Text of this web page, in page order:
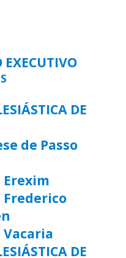
EXECUTIVO
DE
de Passo
Erexim
Frederico
Vacaria
DE